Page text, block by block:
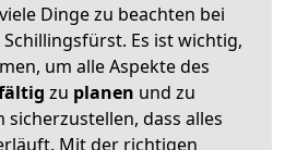
Dinge zu beachten bei
Es ist wichtig,
um alle Aspekte des
zu planen und zu
sicherzustellen, dass alles
Mit der richtigen